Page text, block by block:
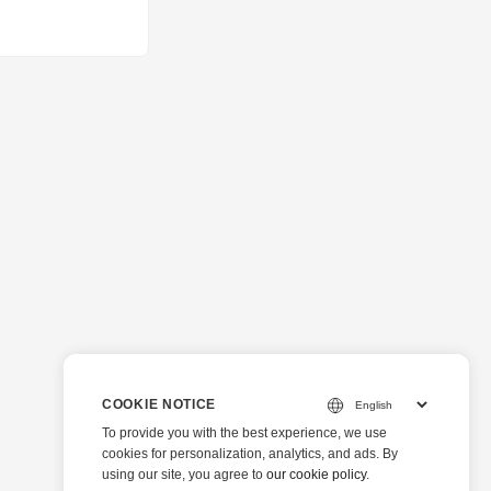
COOKIE NOTICE
To provide you with the best experience, we use
cookies for personalization, analytics, and ads. By
using our site, you agree to our cookie policy.